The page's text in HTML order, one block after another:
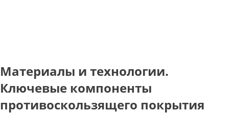
Материалы и технологии.
Ключевые компоненты
противоскользящего покрытия